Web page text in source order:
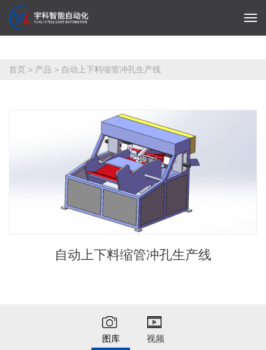
首页 > 产品 > 自动上下料缩管冲孔生产线
自动上下料缩管冲孔生产线
图库 视频